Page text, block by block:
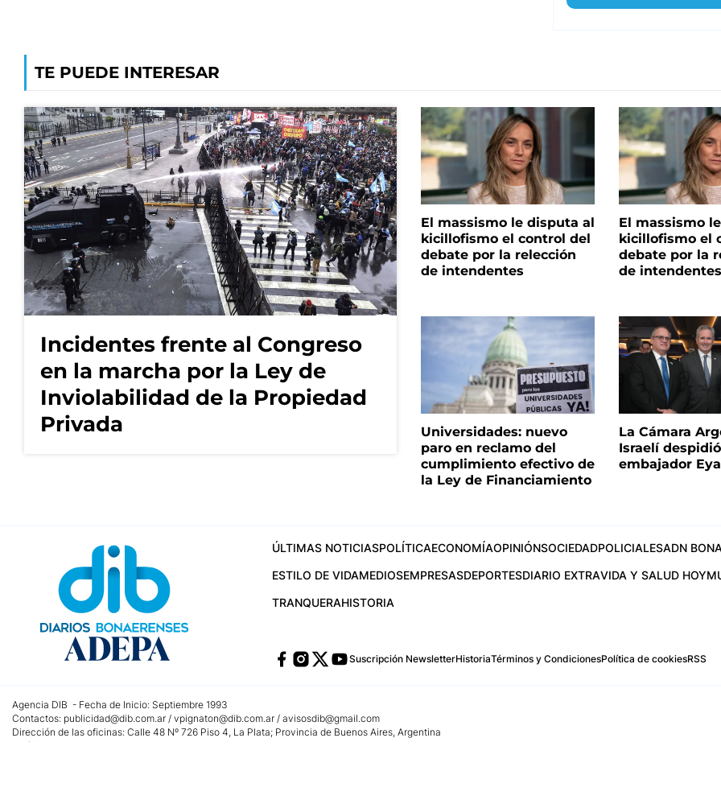
TE PUEDE INTERESAR
Incidentes frente al Congreso
en la marcha por la Ley de
Inviolabilidad de la Propiedad
Privada
El massismo le disputa al
kicillofismo el control del
debate por la relección
de intendentes
El massismo
kicillofismo el
debate por la
de intendentes
Universidades: nuevo
paro en reclamo del
cumplimiento efectivo de
la Ley de Financiamiento
La Cámara
Israelí
embajador
ÚLTIMAS NOTICIASPOLÍTICAECONOMÍAOPINIÓNSOCIEDADPOLICIALESADN
ESTILO DE VIDAMEDIOSEMPRESASDEPORTESDIARIO EXTRAVIDA Y SALUD HOY
TRANQUERAHISTORIA
Suscripción NewsletterHistoriaTérminos y CondicionesPolítica de cookiesRSS
Agencia DIB - Fecha de Inicio: Septiembre 1993
Contactos: publicidad@dib.com.ar / vpignaton@dib.com.ar / avisosdib@gmail.com
Dirección de las oficinas: Calle 48 Nº 726 Piso 4, La Plata; Provincia de Buenos Aires, Argentina
Teléfono: +5492215022421 - Whatsapp: +5492215031783